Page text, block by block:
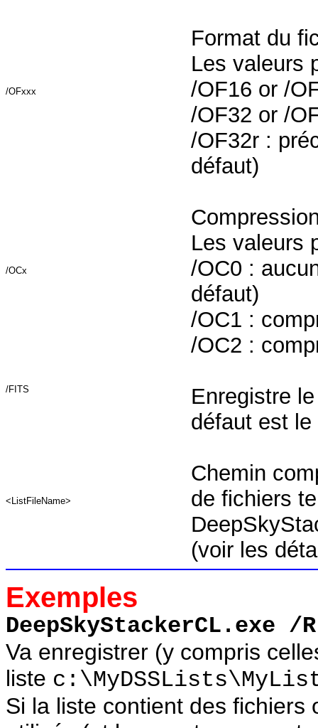
/OFxxx
Format du
Les valeurs
/OF16 or /
/OF32 or /
/OF32r :
défaut)
/OCx
Les valeurs
/OC0 :
défaut)
/OC1 :
/OC2 :
/FITS
Enregistre
défaut est
<ListFileName>
Chemin
de fichiers
(voir les
Exemples
DeepSkyStackerCL.exe
Va enregistrer (y compris
liste
Si la liste contient des fichiers